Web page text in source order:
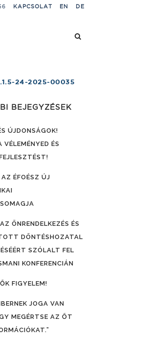
KAPCSOLAT EN DE
24-2025-00035
BEJEGYZÉSEK
ÚJDONSÁGOK!
VÉLEMÉNYED ÉS
ÉFOÉSZ ÚJ
ÖNRENDELKEZÉS ÉS
DÖNTÉSHOZATAL
SZÓLALT FEL
KONFERENCIÁN
FIGYELEM!
JOGA VAN
MEGÉRTSE AZ ŐT